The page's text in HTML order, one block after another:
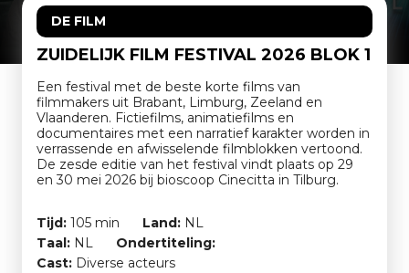
DE FILM
ZUIDELIJK FILM FESTIVAL 2026 BLOK 1
Een festival met de beste korte films van
filmmakers uit Brabant, Limburg, Zeeland en
Vlaanderen. Fictiefilms, animatiefilms en
documentaires met een narratief karakter worden in
verrassende en afwisselende filmblokken vertoond.
De zesde editie van het festival vindt plaats op 29
en 30 mei 2026 bij bioscoop Cinecitta in Tilburg.
Tijd: 105 min Land: NL
Taal: NL
Ondertiteling:
Cast: Diverse acteurs